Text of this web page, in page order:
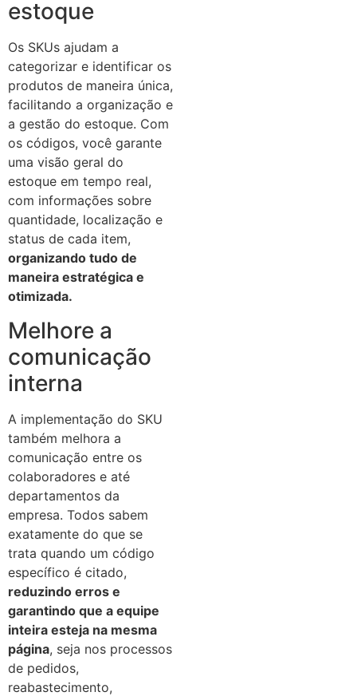
estoque
Os SKUs ajudam a
categorizar e identificar os
produtos de maneira única,
facilitando a organização e
a gestão do estoque. Com
os códigos, você garante
uma visão geral do
estoque em tempo real,
com informações sobre
quantidade, localização e
status de cada item,
organizando tudo de
maneira estratégica e
otimizada.
Melhore a
comunicação
interna
A implementação do SKU
também melhora a
comunicação entre os
colaboradores e até
departamentos da
empresa. Todos sabem
exatamente do que se
trata quando um código
específico é citado,
reduzindo erros e
garantindo que a equipe
inteira esteja na mesma
página, seja nos processos
de pedidos,
reabastecimento,